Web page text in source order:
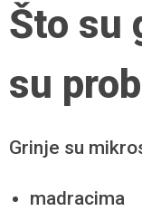
Što su
su
Grinje su
madracima